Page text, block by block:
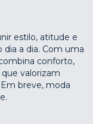
estilo, atitude e
a dia. Com uma
conforto,
valorizam
breve, moda